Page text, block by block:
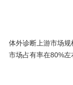
体外诊断上游市场
市场占有率在80%左